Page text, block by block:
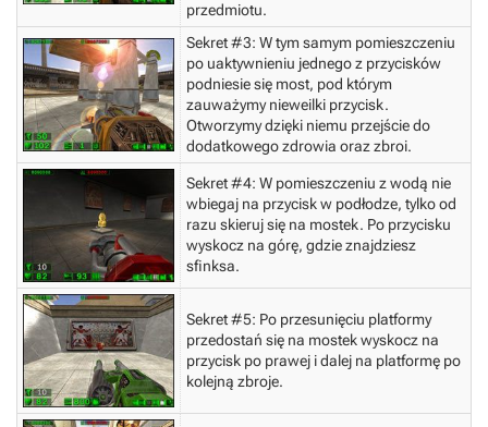
przedmiotu.
Sekret #3: W tym samym pomieszczeniu
po uaktywnieniu jednego z przycisków
podniesie się most, pod którym
zauważymy nieweilki przycisk.
Otworzymy dzięki niemu przejście do
dodatkowego zdrowia oraz zbroi.
Sekret #4: W pomieszczeniu z wodą nie
wbiegaj na przycisk w podłodze, tylko od
razu skieruj się na mostek. Po przycisku
wyskocz na górę, gdzie znajdziesz
sfinksa.
Sekret #5: Po przesunięciu platformy
przedostań się na mostek wyskocz na
przycisk po prawej i dalej na platformę po
kolejną zbroje.